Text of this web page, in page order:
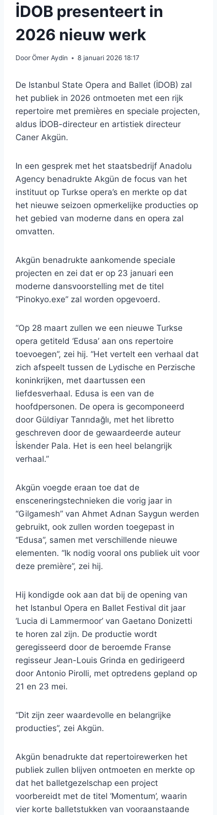
İDOB presenteert in
2026 nieuw werk
DoorÖmer Aydin 8 januari 2026 18:17
De Istanbul State Opera and Ballet (İDOB) zal
het publiek in 2026 ontmoeten met een rijk
repertoire met premières en speciale projecten,
aldus İDOB-directeur en artistiek directeur
Caner Akgün.
In een gesprek met het staatsbedrijf Anadolu
Agency benadrukte Akgün de focus van het
instituut op Turkse opera’s en merkte op dat
het nieuwe seizoen opmerkelijke producties op
het gebied van moderne dans en opera zal
omvatten.
Akgün benadrukte aankomende speciale
projecten en zei dat er op 23 januari een
moderne dansvoorstelling met de titel
“Pinokyo.exe” zal worden opgevoerd.
“Op 28 maart zullen we een nieuwe Turkse
opera getiteld ‘Edusa’ aan ons repertoire
toevoegen”, zei hij. “Het vertelt een verhaal dat
zich afspeelt tussen de Lydische en Perzische
koninkrijken, met daartussen een
liefdesverhaal. Edusa is een van de
hoofdpersonen. De opera is gecomponeerd
door Güldiyar Tanrıdağlı, met het libretto
geschreven door de gewaardeerde auteur
İskender Pala. Het is een heel belangrijk
verhaal.”
Akgün voegde eraan toe dat de
ensceneringstechnieken die vorig jaar in
“Gilgamesh” van Ahmet Adnan Saygun werden
gebruikt, ook zullen worden toegepast in
“Edusa”, samen met verschillende nieuwe
elementen. “Ik nodig vooral ons publiek uit voor
deze première”, zei hij.
Hij kondigde ook aan dat bij de opening van
het Istanbul Opera en Ballet Festival dit jaar
‘Lucia di Lammermoor’ van Gaetano Donizetti
te horen zal zijn. De productie wordt
geregisseerd door de beroemde Franse
regisseur Jean-Louis Grinda en gedirigeerd
door Antonio Pirolli, met optredens gepland op
21 en 23 mei.
“Dit zijn zeer waardevolle en belangrijke
producties”, zei Akgün.
Akgün benadrukte dat repertoirewerken het
publiek zullen blijven ontmoeten en merkte op
dat het balletgezelschap een project
voorbereidt met de titel ‘Momentum’, waarin
vier korte balletstukken van vooraanstaande